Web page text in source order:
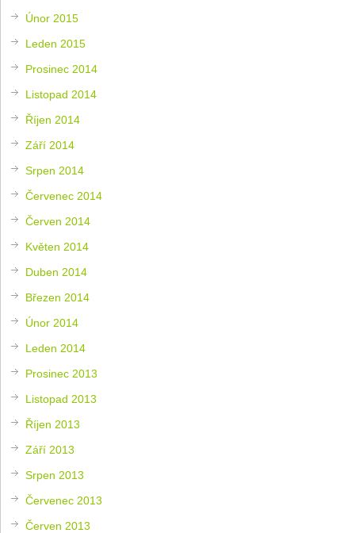
Únor 2015
Leden 2015
Prosinec 2014
Listopad 2014
Říjen 2014
Září 2014
Srpen 2014
Červenec 2014
Červen 2014
Květen 2014
Duben 2014
Březen 2014
Únor 2014
Leden 2014
Prosinec 2013
Listopad 2013
Říjen 2013
Září 2013
Srpen 2013
Červenec 2013
Červen 2013